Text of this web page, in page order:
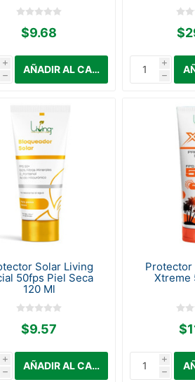
$9.68
i
h
i
h
Solar Living
50fps Piel Seca
120 Ml
$9.57
i
h
Protector
Xtreme
i
h